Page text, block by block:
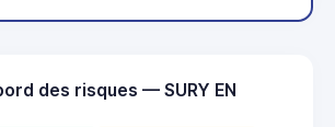
des risques — SURY EN